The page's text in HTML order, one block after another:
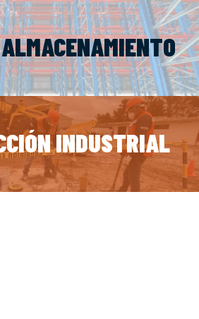
INDUSTRIAL